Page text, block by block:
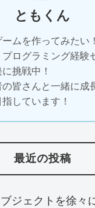
ともくん
ムを作ってみたい
プログラミング経験
挑戦中！
皆さんと一緒に成
しています！
最近の投稿
ブジェクトを徐々